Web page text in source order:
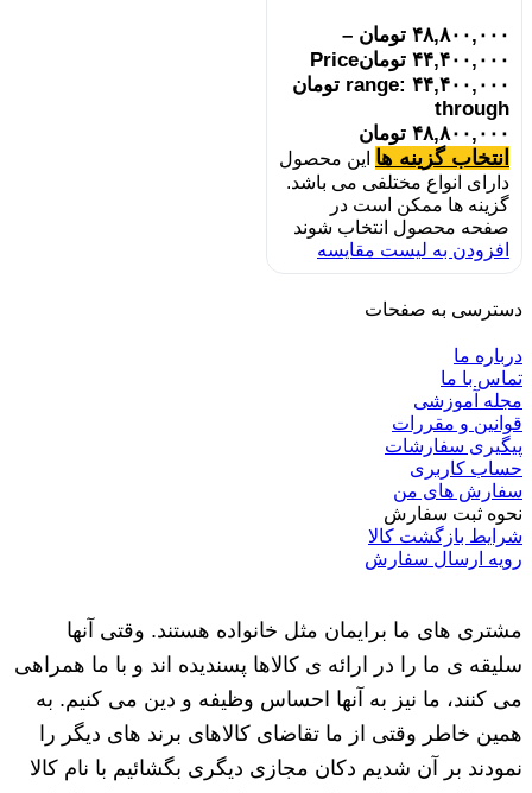
۴۸,۸۰۰,۰۰۰ تومان –
۴۴,۴۰۰,۰۰۰ تومانPrice
range: ۴۴,۴۰۰,۰۰۰ تومان
through
۴۸,۸۰۰,۰۰۰ تومان
انتخاب گزینه ها این محصول
دارای انواع مختلفی می باشد.
گزینه ها ممکن است در
صفحه محصول انتخاب شوند
افزودن به لیست مقایسه
دسترسی به صفحات
درباره ما
تماس با ما
مجله آموزشی
قوانین و مقررات
پیگیری سفارشات
حساب کاربری
سفارش های من
نحوه ثبت سفارش
شرایط بازگشت کالا
رویه ارسال سفارش
مشتری های ما برایمان مثل خانواده هستند. وقتی آنها
سلیقه ی ما را در ارائه ی کالاها پسندیده اند و با ما همراهی
می کنند، ما نیز به آنها احساس وظیفه و دین می کنیم. به
همین خاطر وقتی از ما تقاضای کالاهای برند های دیگر را
نمودند بر آن شدیم دکان مجازی دیگری بگشائیم با نام کالا